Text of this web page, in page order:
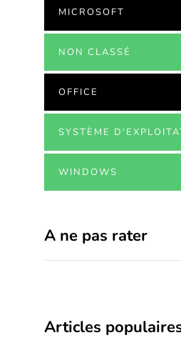
MICROSOFT
NON CLASSÉ
OFFICE
SYSTÈME
WINDOWS
A ne pas rater
Articles